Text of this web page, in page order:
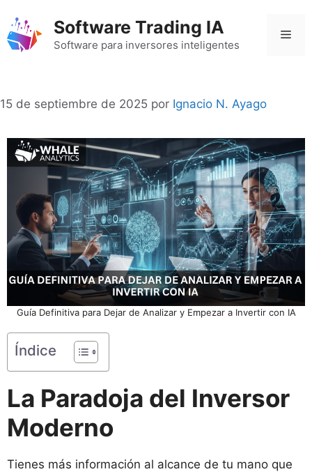
contenido
Software Trading IA
Software para inversores inteligentes
15 de septiembre de 2025 por Ignacio N. Ayago
Guía Definitiva para Dejar de Analizar y Empezar a Invertir con IA
Índice
La Paradoja del Inversor
Moderno
Tienes más información al alcance de tu mano que